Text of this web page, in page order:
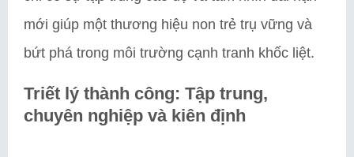
mới giúp một thương hiệu non trẻ trụ vững và
bứt phá trong môi trường cạnh tranh khốc liệt.
Triết lý thành công: Tập trung,
chuyên nghiệp và kiên định